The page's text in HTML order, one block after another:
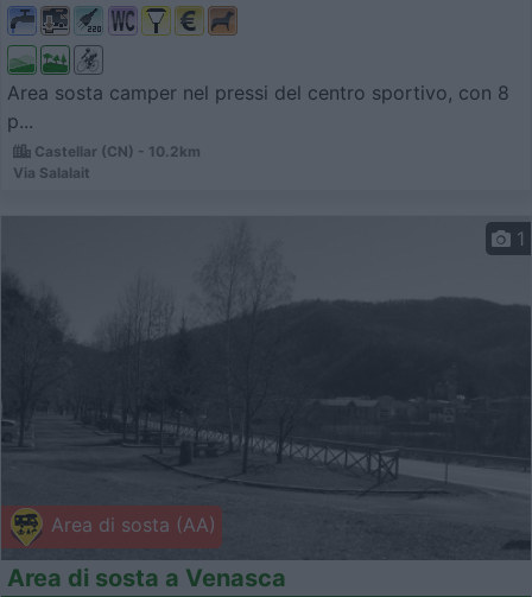
Area sosta camper nel pressi del centro sportivo, con 8
p...
Castellar (CN) - 10.2km
Via Salalait
Area di sosta (AA)
1
Area di sosta a Venasca